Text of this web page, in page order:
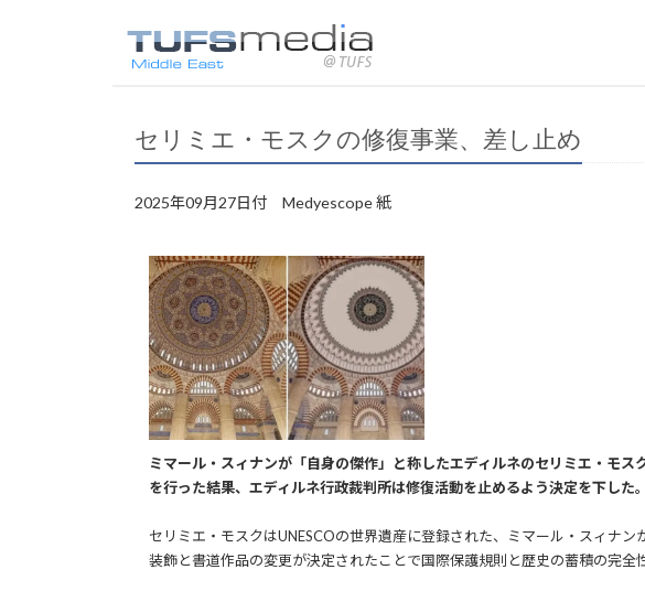
セリミエ・モスクの修復事業、差し止め
2025年09月27日付 Medyescope 紙
ミマール・スィナンが「自身の傑作」と称したエディルネのセリミエ・モ
を行った結果、エディルネ行政裁判所は修復活動を止めるよう決定を下した。
セリミエ・モスクはUNESCOの世界遺産に登録された、ミマール・スィナ
装飾と書道作品の変更が決定されたことで国際保護規則と歴史の蓄積の完全